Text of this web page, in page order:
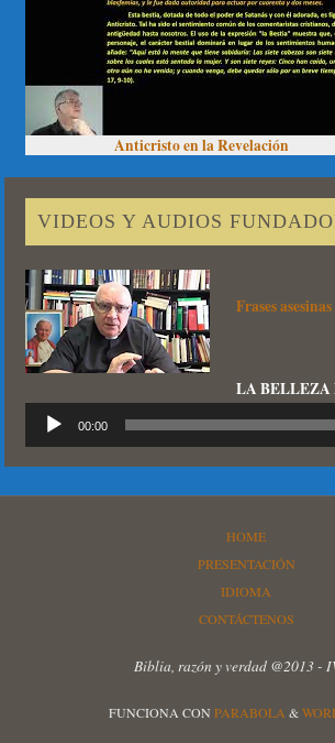
Anticristo en la Revelación
VIDEOS Y AUDIOS
Frases asesinas
LA BELLEZA
Reproductor
audio
00:00
HOME
PRESENTACIÓN
IDIOMA
CONTÁCTENOS
Biblia, razón y verdad @2013 -
FUNCIONA CON PARABOLA &